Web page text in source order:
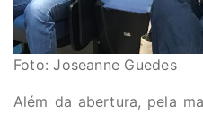
Foto: Joseanne Guedes
Além da abertura, pela